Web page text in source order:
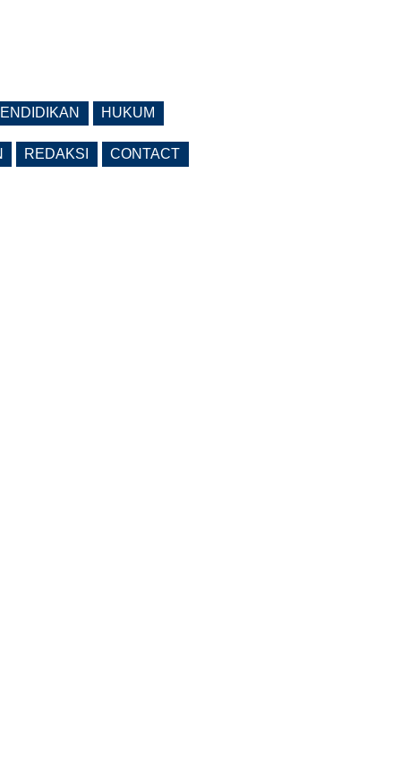
HUKUM
REDAKSI CONTACT